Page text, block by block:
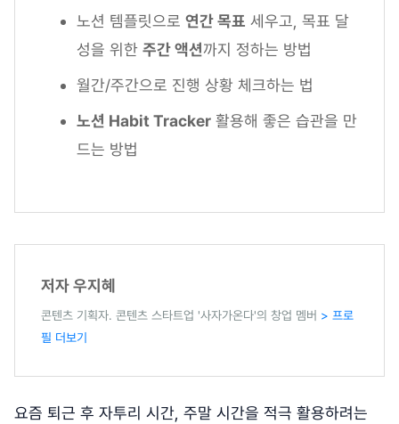
노션 템플릿으로 연간 목표 세우고, 목표 달
성을 위한 주간 액션까지 정하는 방법
월간/주간으로 진행 상황 체크하는 법
노션 Habit Tracker 활용해 좋은 습관을 만
드는 방법
저자 우지혜
콘텐츠 기획자. 콘텐츠 스타트업 '사자가온다'의 창업 멤버 > 프로
필 더보기
요즘 퇴근 후 자투리 시간, 주말 시간을 적극 활용하려는